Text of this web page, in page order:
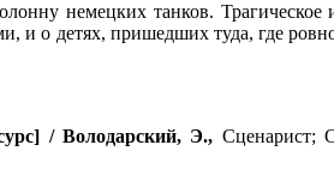
немецких танков. Трагическое
и о детях, пришедших туда, где
/Володарский, Э., Сценарист;